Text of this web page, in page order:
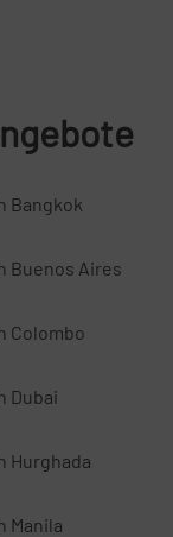
Bangkok
Buenos Aires
Colombo
Dubai
Hurghada
Manila